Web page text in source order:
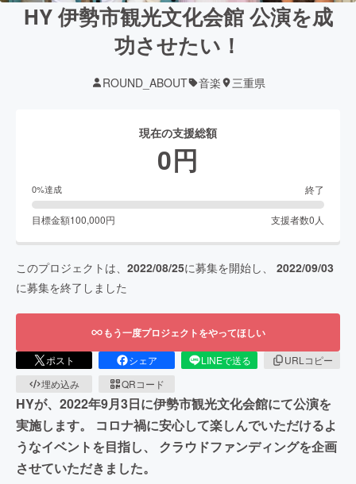
HY 伊勢市観光文化会館 公演を成
功させたい！
ROUND_ABOUT 音楽 三重県
現在の支援総額
0円
0%達成 終了
目標金額100,000円 支援者数0 人
このプロジェクトは、 2022/08/25に募集を開始し、 2022/09/03
に募集を終了しました
もう一度プロジェクトをやってほしい
ポスト シェア LINEで送る
URLコピー
埋め込み
QRコード
HYが、2022年9月3日に伊勢市観光文化会館にて公演を
実施します。 コロナ禍に安心して楽しんでいただけるよ
うなイベントを目指し、 クラウドファンディングを企画
させていただきました。